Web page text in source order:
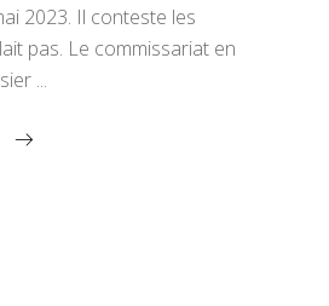
2023. Il conteste les
pas. Le commissariat en